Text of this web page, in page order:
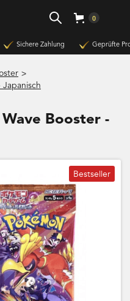
0
Sichere Zahlung Geprüfte
>
Japanisch
Booster -
Bestseller